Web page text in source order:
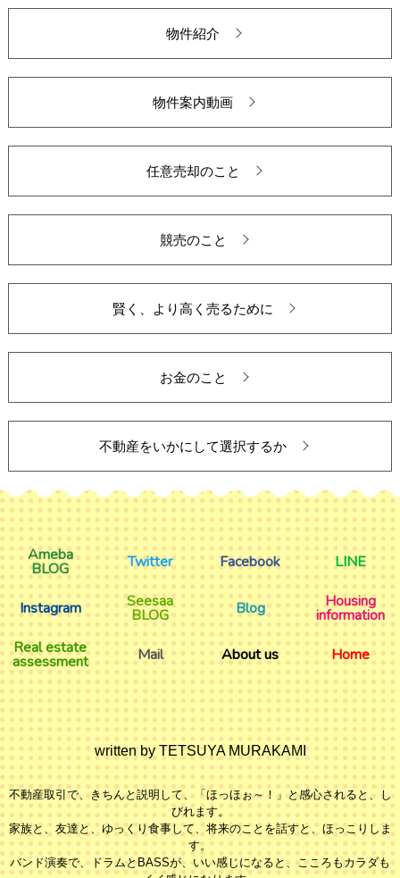
物件紹介
物件案内動画
任意売却のこと
競売のこと
賢く、より高く売るために
お金のこと
不動産をいかにして選択するか
Ameba
BLOG Twitter Facebook LINE
Instagram Seesaa
BLOG Blog Housing
information
Real estate
assessment Mail About us Home
written by TETSUYA MURAKAMI
不動産取引で、きちんと説明して、「ほっほぉ～！」と感心されると、し
びれます。
家族と、友達と、ゆっくり食事して、将来のことを話すと、ほっこりしま
す。
バンド演奏で、ドラムとBASSが、いい感じになると、こころもカラダも